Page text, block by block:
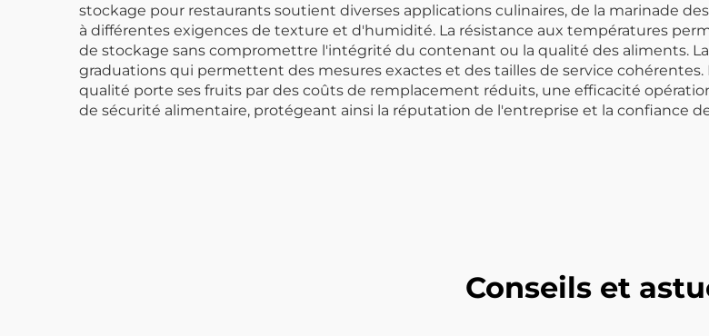
stockage pour restaurants soutient diverses applications culinaires, de la marinade
à différentes exigences de texture et d'humidité. La résistance aux températures
de stockage sans compromettre l'intégrité du contenant ou la qualité des aliments.
graduations qui permettent des mesures exactes et des tailles de service
qualité porte ses fruits par des coûts de remplacement réduits, une efficacité
de sécurité alimentaire, protégeant ainsi la réputation de l'entreprise et la confiance
Conseils et